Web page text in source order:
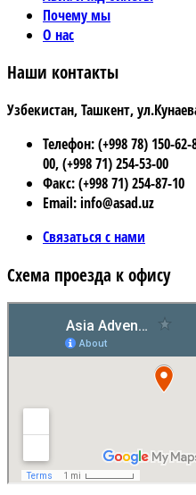
Почему мы
О нас
Наши контакты
Узбекистан, Ташкент,
Телефон: (+998 78) 150-
00, (+998 71) 254-53-00
Факс: (+998 71) 254-87-10
Email: info@asad.uz
Связаться с нами
Схема проезда к офису